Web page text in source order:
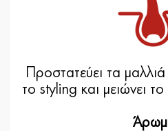
Προστατεύει τα
το styling και μειώνει